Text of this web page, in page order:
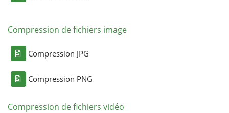
Compression de fichiers image
Compression JPG
Compression PNG
Compression de fichiers vidéo